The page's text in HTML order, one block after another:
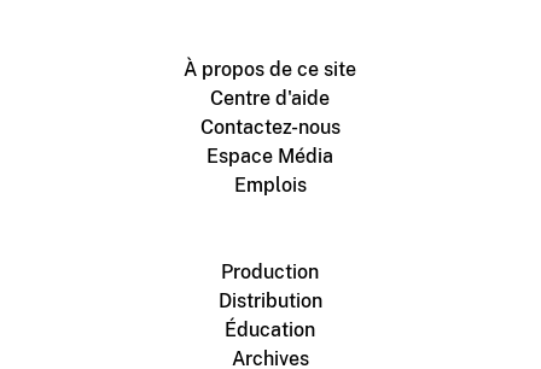
À propos de ce site
Centre d'aide
Contactez-nous
Espace Média
Emplois
Production
Distribution
Éducation
Archives